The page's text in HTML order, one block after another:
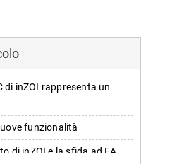
di inZOI rappresenta un
funzionalità
di inZOI e la sfida ad EA